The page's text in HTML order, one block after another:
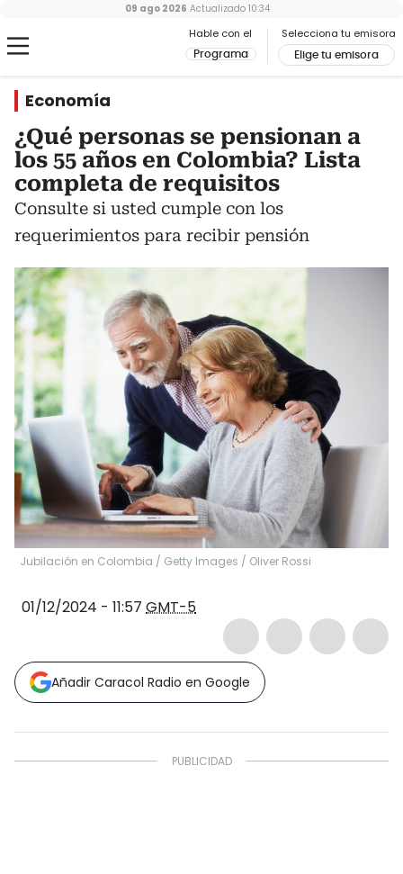
Hable con el
Programa
Selecciona tu emisora
Elige tu emisora
09 ago 2026 Actualizado 10:34
Economía
¿Qué personas se pensionan a
los 55 años en Colombia? Lista
completa de requisitos
Consulte si usted cumple con los
requerimientos para recibir pensión
Jubilación en Colombia / Getty Images / Oliver Rossi
01/12/2024 - 11:57 GMT-5
Añadir Caracol Radio en Google